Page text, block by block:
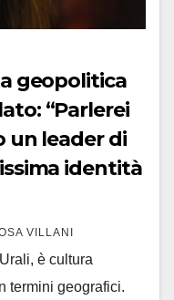
geopolitica
“Parlerei
un leader di
identità
VILLANI
è cultura
termini geografici.